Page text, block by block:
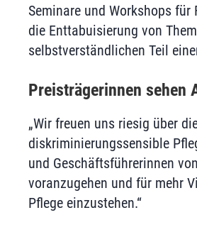
Seminare und Workshops
die Enttabuisierung von
selbstverständlichen Teil
Preisträgerinnen sehen
„Wir freuen uns riesig über
diskriminierungssensible
und Geschäftsführerinnen
voranzugehen und für mehr
Pflege einzustehen.“